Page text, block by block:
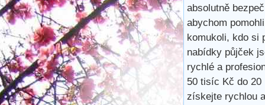
absolutně
abychom
komukoli, kdo si
nabídky půjček
rychlé a
50 tisíc Kč do 20
získejte rychlou